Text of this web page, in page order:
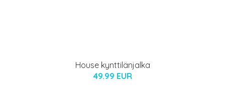
House kynttilänjalka
49.99 EUR